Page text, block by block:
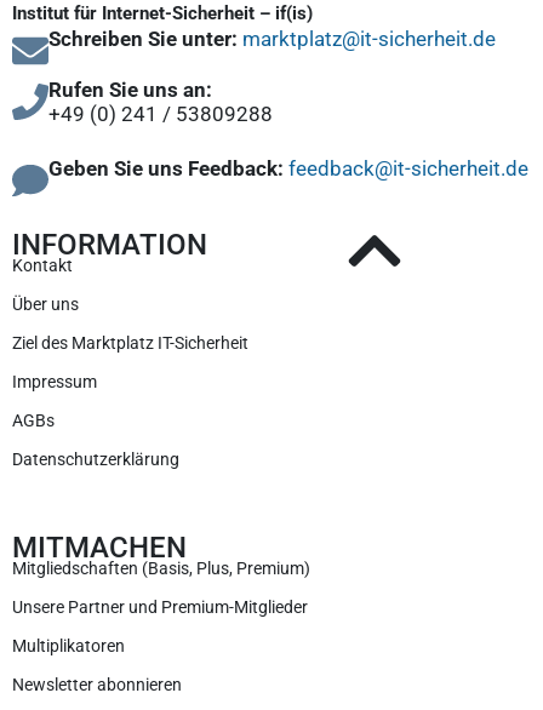
Institut für Internet-Sicherheit – if(is)
Schreiben Sie unter: marktplatz@it-sicherheit.de
Rufen Sie uns an:
+49 (0) 241 / 53809288
Geben Sie uns Feedback: feedback@it-sicherheit.de
INFORMATION
Kontakt
Über uns
Ziel des Marktplatz IT-Sicherheit
Impressum
AGBs
Datenschutzerklärung
MITMACHEN
Mitgliedschaften (Basis, Plus, Premium)
Unsere Partner und Premium-Mitglieder
Multiplikatoren
Newsletter abonnieren